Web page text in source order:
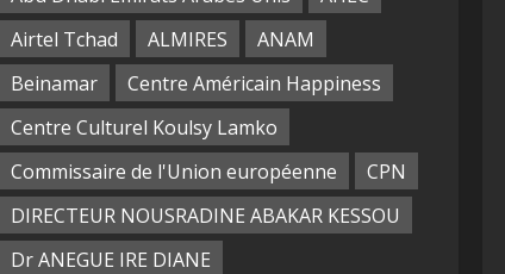
Airtel Tchad
ALMIRES
ANAM
Beinamar
Centre Américain Happiness
Centre Culturel Koulsy Lamko
Commissaire de l'Union européenne
CPN
DIRECTEUR NOUSRADINE ABAKAR KESSOU
Dr ANEGUE IRE DIANE